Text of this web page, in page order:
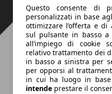
Questo consente di
personalizzati in base
ottimizzare l’offerta e
sul pulsante in basso
all’impiego di cookie
relativo trattamento dei
in basso a sinistra per
per opporsi al
in cui ha luogo in
intende prestare il